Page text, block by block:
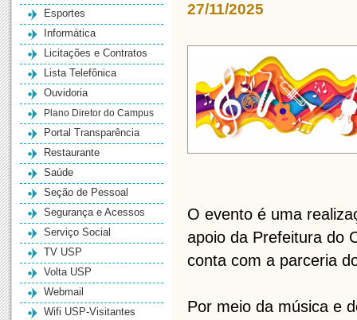
Esportes
Informática
Licitações e Contratos
Lista Telefônica
Ouvidoria
Plano Diretor do Campus
Portal Transparência
Restaurante
Saúde
Seção de Pessoal
Segurança e Acessos
Serviço Social
TV USP
Volta USP
Webmail
Wifi USP-Visitantes
27/11/2025
O evento é uma
apoio da Prefeitura do
conta com a parceria
Por meio da música e